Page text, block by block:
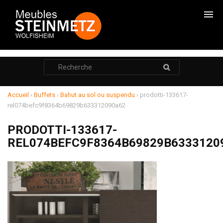
CHAMBRES
CADRES DE LITS
ARMOIRES
CHEVETS
RANGEMENTS
SALONS
RELAXATION
MEUBLE TV
POUF
Rechercher
:
Accueil › Buffets › Bahut au sol ou suspendu › prodotti-133617-
rel074befc9f8364b69829b633312090a62
PRODOTTI-133617-